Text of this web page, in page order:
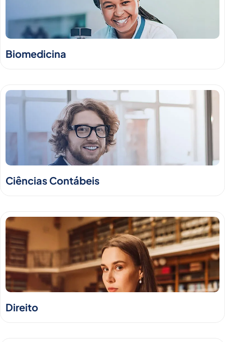
Biomedicina
Ciências Contábeis
Direito